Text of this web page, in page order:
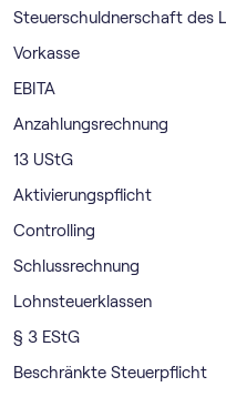
Steuerschuldnerschaft des
Vorkasse
EBITA
Anzahlungsrechnung
13 UStG
Aktivierungspflicht
Controlling
Schlussrechnung
Lohnsteuerklassen
§ 3 EStG
Beschränkte Steuerpflicht